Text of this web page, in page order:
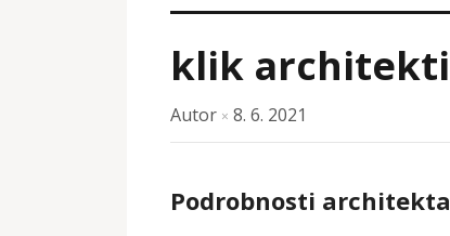
klik architekti
Autor × 8. 6. 2021
Podrobnosti architekta